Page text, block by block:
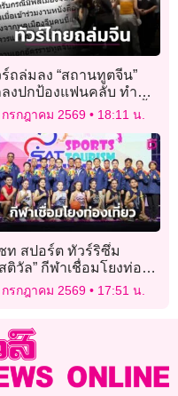
ถล่มลง “สถานทูตจีน”
งปกป้องแฟนคลับ ทำคน
เดือด ถามหามารยาทย้ำ
องานซีรีส์เกย์!
กรกฎาคม 2569 18:11 น.
ท สปอร์ต ทัวร์ริซึ่ม
ติวัล” กีฬาเชื่อมโยงท่อง
วสัมผัสเสน่ห์จันทบุรี (ชม
ปบรรยากาศ)
กรกฎาคม 2569 17:51 น.